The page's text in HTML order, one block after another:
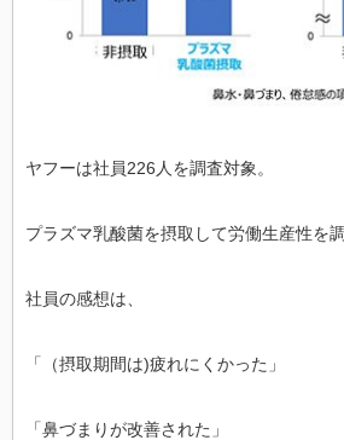
ヤフーは社員226人を調査対象。
プラズマ乳酸菌を摂取して労働生産性を調
社員の感想は、
「（摂取期間は)疲れにくかった」
「鼻づまりが改善された」